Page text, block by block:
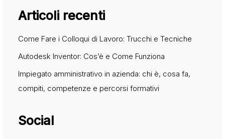
Articoli recenti
Come Fare i Colloqui di Lavoro: Trucchi e Tecniche
Autodesk Inventor: Cos’è e Come Funziona
Impiegato amministrativo in azienda: chi è, cosa fa,
compiti, competenze e percorsi formativi
Social